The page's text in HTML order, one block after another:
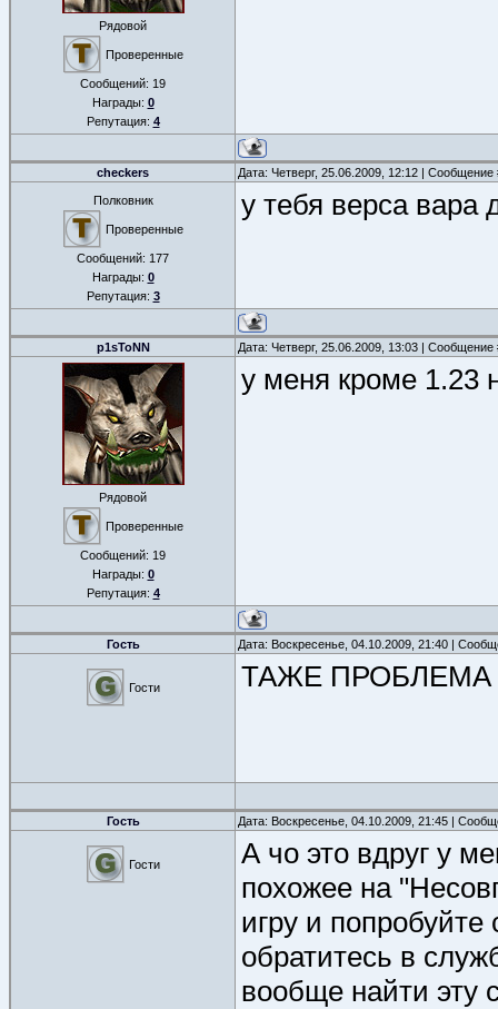
Рядовой
Проверенные
Сообщений: 19
Награды: 0
Репутация: 4
checkers Дата: Четверг, 25.06.2009, 12:12 |
Полковник
Проверенные
Сообщений: 177
Награды: 0
Репутация: 3
у тебя верса вара
p1sToNN Дата: Четверг, 25.06.2009, 13:03 |
Рядовой
Проверенные
Сообщений: 19
Награды: 0
Репутация: 4
у меня кроме 1.23
Гость Дата: Воскресенье, 04.10.2009, 21:40 |
Гости ТАЖЕ
Гость Дата: Воскресенье, 04.10.2009, 21:45 |
Гости
А чо это вдруг у
похожее на
игру и попробуйте
обратитесь в
вообще найти эту